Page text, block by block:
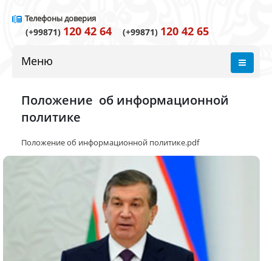
Телефоны доверия
(+99871) 120 42 64 (+99871) 120 42 65
Меню
Положение об информационной
политике
Положение об информационной политике.pdf